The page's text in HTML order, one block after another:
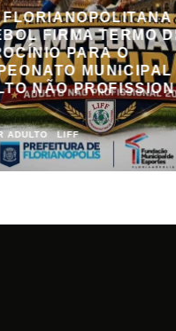
FIRMA TERMO
PARA O
MUNICIPAL
NÃO
ADULTO LIFF